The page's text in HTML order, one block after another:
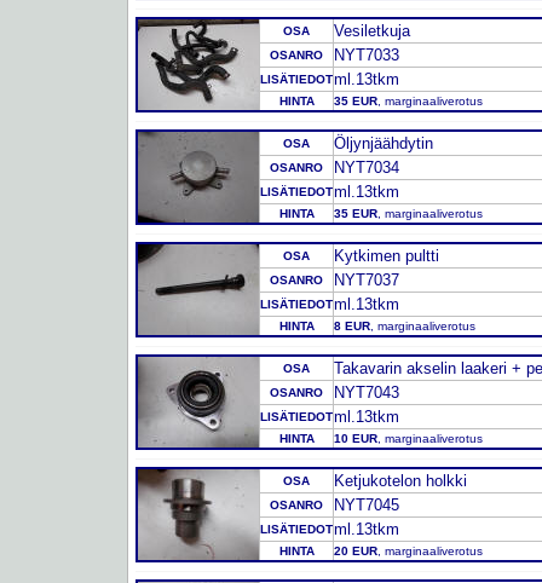
OSA Vesiletkuja
OSANRO NYT7033
LISÄTIEDOTml.13tkm
HINTA 35 EUR , marginaaliverotus
OSA Öljynjäähdytin
OSANRO NYT7034
LISÄTIEDOTml.13tkm
HINTA 35 EUR , marginaaliverotus
OSA Kytkimen pultti
OSANRO NYT7037
LISÄTIEDOTml.13tkm
HINTA 8 EUR , marginaaliverotus
OSA Takavarin akselin laakeri +
OSANRO NYT7043
LISÄTIEDOTml.13tkm
HINTA 10 EUR , marginaaliverotus
OSA Ketjukotelon holkki
OSANRO NYT7045
LISÄTIEDOTml.13tkm
HINTA 20 EUR , marginaaliverotus